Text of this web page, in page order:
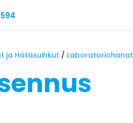
ja Hätäsuihkut / Laboratoriohanat